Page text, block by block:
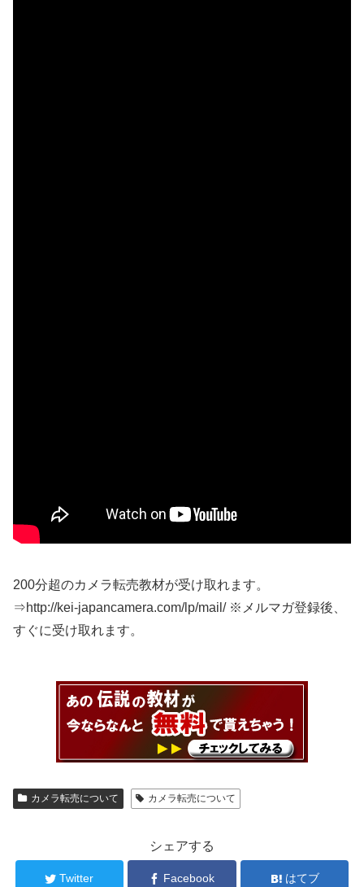
200分超のカメラ転売教材が受け取れます。
⇒http://kei-japancamera.com/lp/mail/ ※メルマガ登録後、
すぐに受け取れます。
カメラ転売について カメラ転売について
シェアする
Twitter Facebook はてブ